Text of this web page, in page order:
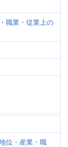
職業・従業上の
位・産業・職